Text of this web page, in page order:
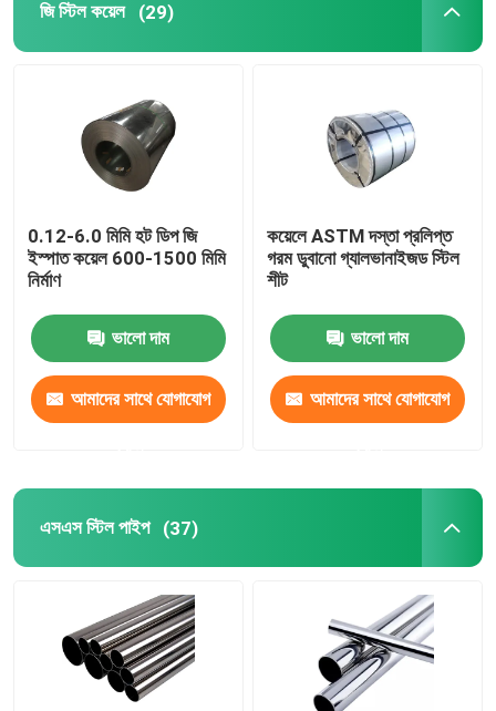
জি স্টিল কয়েল (29)
0.12-6.0 মিমি হট ডিপ জি
ইস্পাত কয়েল 600-1500 মিমি
নির্মাণ
ভালো দাম
আমাদের সাথে যোগাযোগ
কয়েলে ASTM দস্তা প্রলিপ্ত
গরম ডুবানো গ্যালভানাইজড স্টিল
শীট
ভালো দাম
আমাদের সাথে যোগাযোগ
এসএস স্টিল পাইপ (37)